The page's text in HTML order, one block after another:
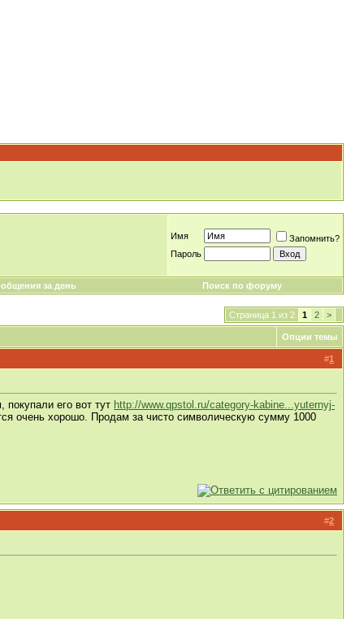
Имя
Запомнить?
Пароль
за день Поиск по форуму
Страница 1 из 2 1 2 >
Опции темы
#1
его вот тут http://www.qpstol.ru/category-kabine...yuternyj-
очень хорошо. Продам за чисто символическую сумму 1000
#2